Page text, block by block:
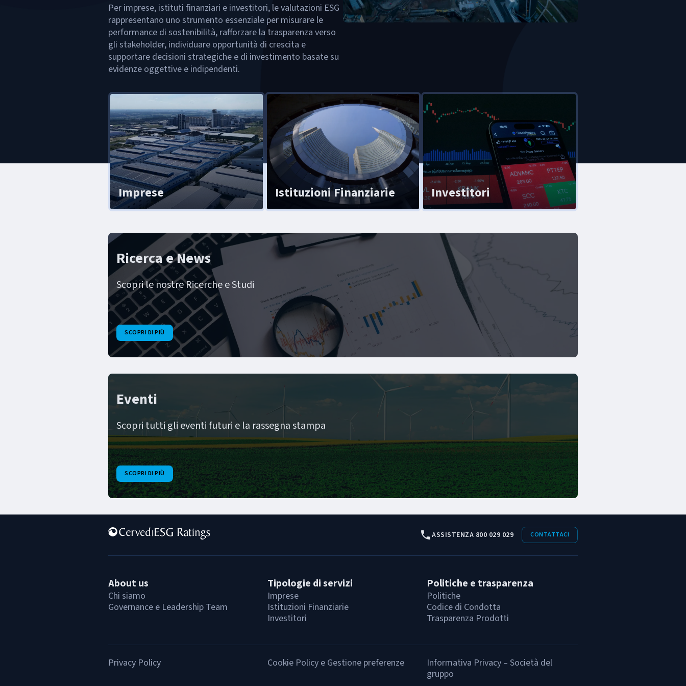
Per imprese, istituti finanziari e investitori, le valutazioni ESG
rappresentano uno strumento essenziale per misurare le
performance di sostenibilità, rafforzare la trasparenza verso
gli stakeholder, individuare opportunità di crescita e
supportare decisioni strategiche e di investimento basate su
evidenze oggettive e indipendenti.
Imprese Istituzioni Finanziarie Investitori
Ricerca e News
Scopri le nostre Ricerche e Studi
SCOPRI DI PIÙ
Eventi
Scopri tutti gli eventi futuri e la rassegna stampa
SCOPRI DI PIÙ
ASSISTENZA 800 029 029 CONTATTACI
About us
Chi siamo
Governance e Leadership Team
Tipologie di servizi
Imprese
Istituzioni Finanziarie
Investitori
Politiche e trasparenza
Politiche
Codice di Condotta
Trasparenza Prodotti
Privacy Policy Cookie Policy e Gestione preferenze
Informativa Privacy – Società del
gruppo